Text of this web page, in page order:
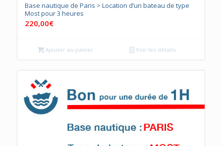
Base nautique de Paris > Location d’un bateau de type
Most pour 3 heures
220,00€
Ajouter au panier Voir les détails